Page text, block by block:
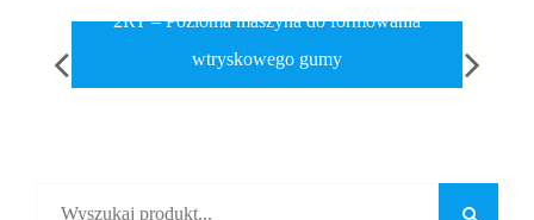
2RT – Pozioma maszyna do formowania
wtryskowego gumy